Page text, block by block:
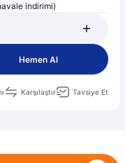
indirimi)
Hemen Al
Karşılaştır Tavsiye Et